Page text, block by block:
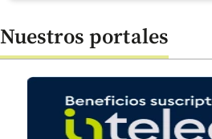
Nuestros portales